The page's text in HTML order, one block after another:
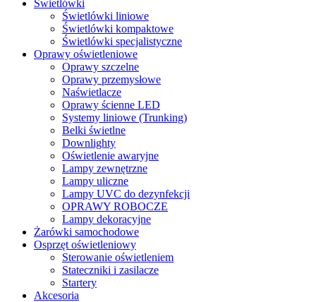
Świetlówki
Świetlówki liniowe
Świetlówki kompaktowe
Świetlówki specjalistyczne
Oprawy oświetleniowe
Oprawy szczelne
Oprawy przemysłowe
Naświetlacze
Oprawy ścienne LED
Systemy liniowe (Trunking)
Belki świetlne
Downlighty
Oświetlenie awaryjne
Lampy zewnętrzne
Lampy uliczne
Lampy UVC do dezynfekcji
OPRAWY ROBOCZE
Lampy dekoracyjne
Żarówki samochodowe
Osprzęt oświetleniowy
Sterowanie oświetleniem
Stateczniki i zasilacze
Startery
Akcesoria